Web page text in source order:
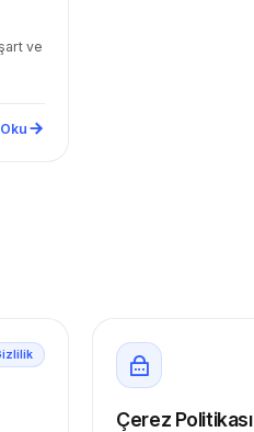
ve
Çerez Politikası